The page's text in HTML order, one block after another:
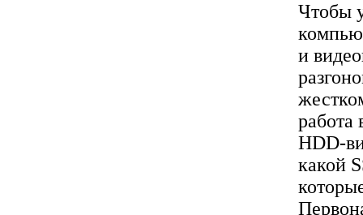
Чтобы
и
работа
HDD-
какой